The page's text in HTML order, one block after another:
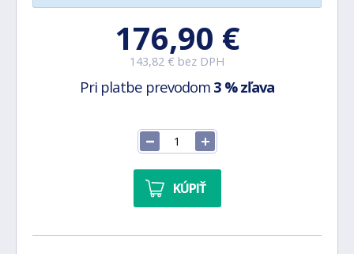
176,90 €
143,82 € bez DPH
Pri platbe prevodom 3 % zľava
KÚPIŤ